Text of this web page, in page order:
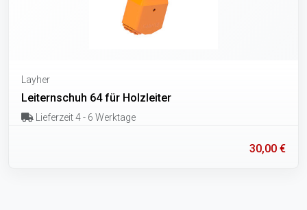
Layher
Leiternschuh 64 für Holzleiter
Lieferzeit 4 - 6 Werktage
30,00 €